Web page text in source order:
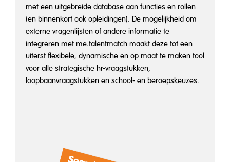
met een uitgebreide database aan functies en rollen
(en binnenkort ook opleidingen). De mogelijkheid om
externe vragenlijsten of andere informatie te
integreren met me.talentmatch maakt deze tot een
uiterst flexibele, dynamische en op maat te maken tool
voor alle strategische hr-vraagstukken,
loopbaanvraagstukken en school- en beroepskeuzes.